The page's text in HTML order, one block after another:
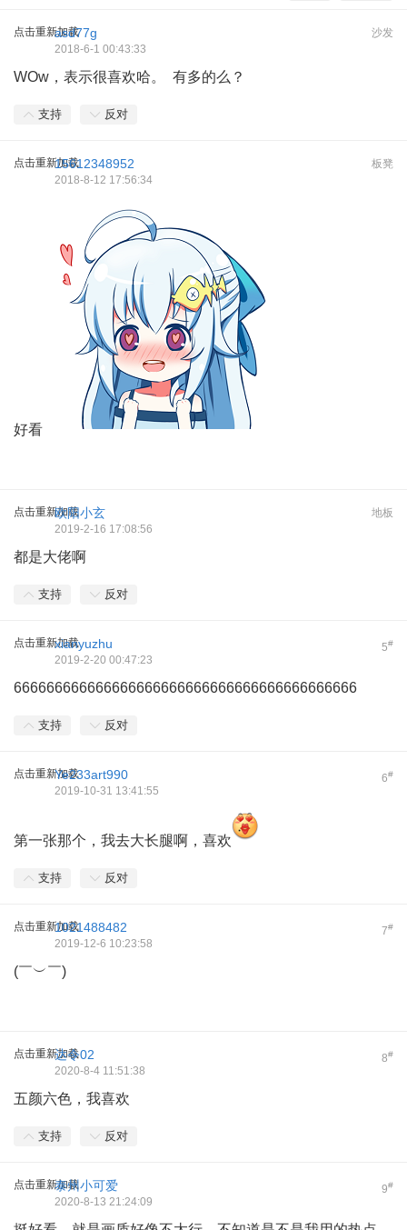
点击重新加载 沙发
asd77g
2018-6-1 00:43:33
WOw，表示很喜欢哈。 有多的么？
支持 反对
点击重新加载 板凳
15612348952
2018-8-12 17:56:34
好看
点击重新加载 地板
欧阳小玄
2019-2-16 17:08:56
都是大佬啊
支持 反对
点击重新加载 5#
xianyuzhu
2019-2-20 00:47:23
666666666666666666666666666666666666666666
支持 反对
点击重新加载 6#
Ye233art990
2019-10-31 13:41:55
第一张那个，我去大长腿啊，喜欢
支持 反对
点击重新加载 7#
1021488482
2019-12-6 10:23:58
(￣︶￣)
点击重新加载 8#
达令02
2020-8-4 11:51:38
五颜六色，我喜欢
支持 反对
点击重新加载 9#
泰州小可爱
2020-8-13 21:24:09